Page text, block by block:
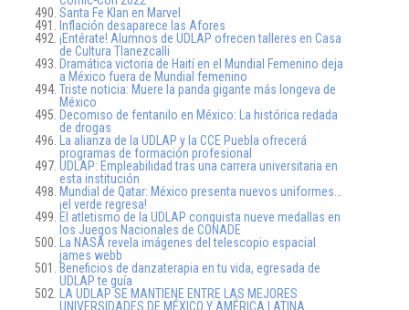
Santa Fe Klan en Marvel
Inflación desaparece las Afores
¡Entérate! Alumnos de UDLAP ofrecen talleres en Casa
de Cultura Tlanezcalli
Dramática victoria de Haití en el Mundial Femenino deja
a México fuera de Mundial femenino
Triste noticia: Muere la panda gigante más longeva de
México
Decomiso de fentanilo en México: La histórica redada
de drogas
La alianza de la UDLAP y la CCE Puebla ofrecerá
programas de formación profesional
UDLAP: Empleabilidad tras una carrera universitaria en
esta institución
Mundial de Qatar: México presenta nuevos uniformes…
¡el verde regresa!
El atletismo de la UDLAP conquista nueve medallas en
los Juegos Nacionales de CONADE
La NASA revela imágenes del telescopio espacial
james webb
Beneficios de danzaterapia en tu vida, egresada de
UDLAP te guía
LA UDLAP SE MANTIENE ENTRE LAS MEJORES
UNIVERSIDADES DE MÉXICO Y AMÉRICA LATINA